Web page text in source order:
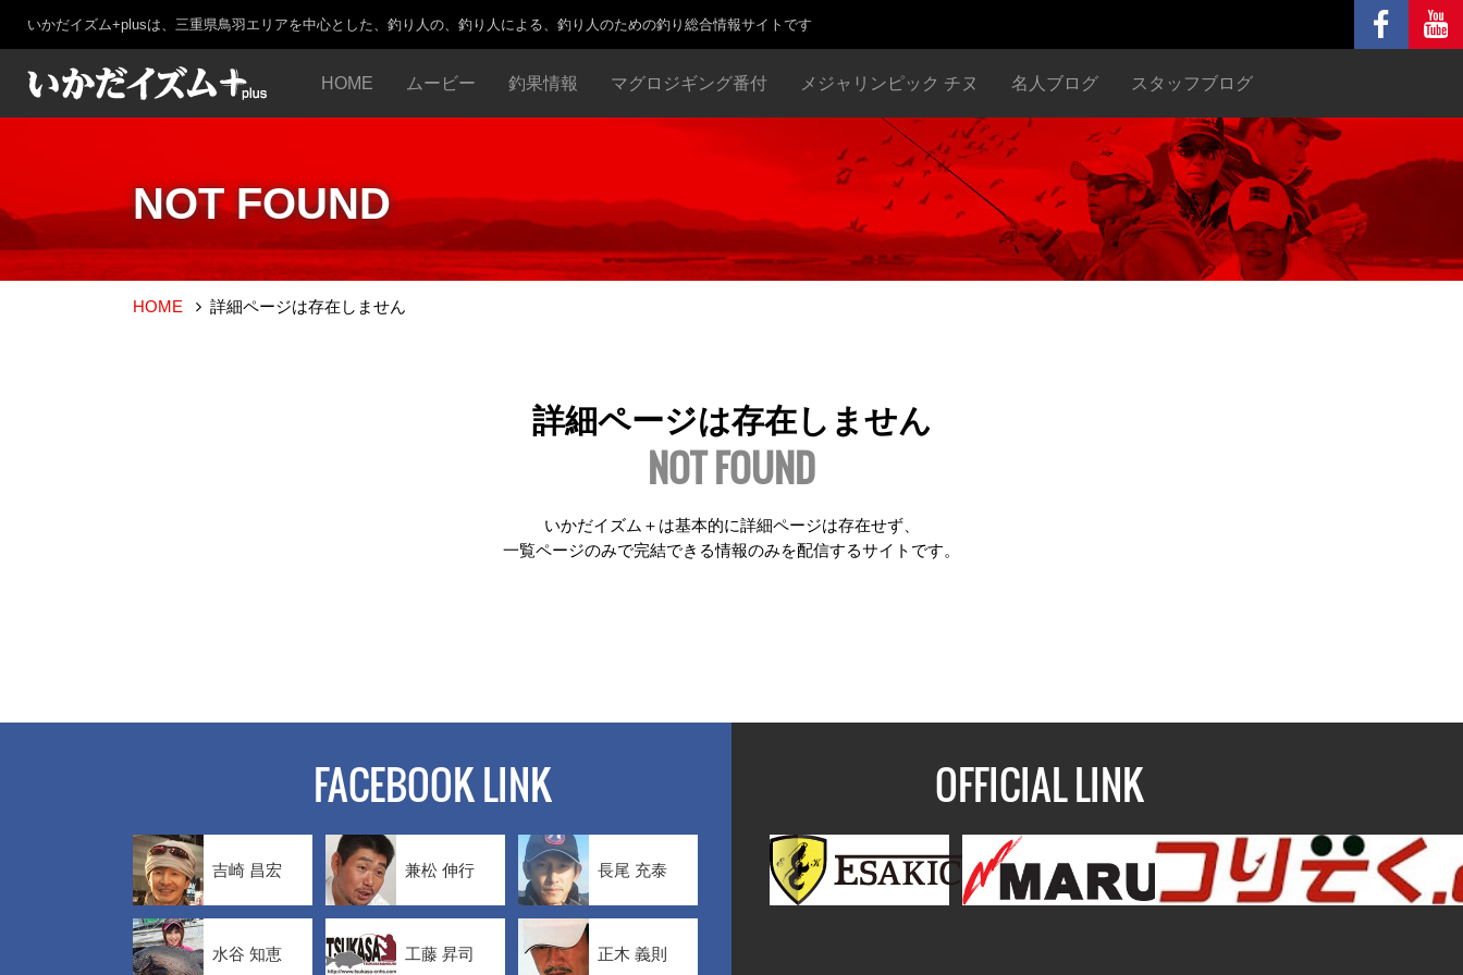
いかだイズム+plusは、三重県鳥羽エリアを中心とした、釣り人の、釣り人による、釣り人のための釣り総合情報サイトです
HOME ムービー 釣果情報 マグロジギング番付 メジャリンピック チヌ 名人ブログ スタッフブログ
NOT FOUND
HOME 詳細ページは存在しません
詳細ページは存在しません
NOT FOUND
いかだイズム＋は基本的に詳細ページは存在せず、
一覧ページのみで完結できる情報のみを配信するサイトです。
FACEBOOK LINK
吉崎 昌宏 兼松 伸行 長尾 充泰
水谷 知恵 工藤 昇司 正木 義則
OFFICIAL LINK